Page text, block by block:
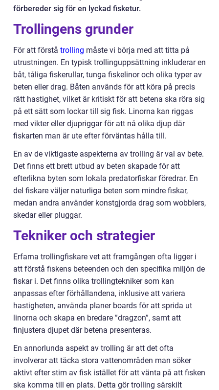
förbereder sig för en lyckad fisketur.
Trollingens grunder
För att förstå trolling måste vi börja med att titta på
utrustningen. En typisk trollinguppsättning inkluderar en
båt, tåliga fiskerullar, tunga fiskelinor och olika typer av
beten eller drag. Båten används för att köra på precis
rätt hastighet, vilket är kritiskt för att betena ska röra sig
på ett sätt som lockar till sig fisk. Linorna kan riggas
med vikter eller djupriggar för att nå olika djup där
fiskarten man är ute efter förväntas hålla till.
En av de viktigaste aspekterna av trolling är val av bete.
Det finns ett brett utbud av beten skapade för att
efterlikna byten som lokala predatorfiskar föredrar. En
del fiskare väljer naturliga beten som mindre fiskar,
medan andra använder konstgjorda drag som wobblers,
skedar eller pluggar.
Tekniker och strategier
Erfarna trollingfiskare vet att framgången ofta ligger i
att förstå fiskens beteenden och den specifika miljön de
fiskar i. Det finns olika trollingtekniker som kan
anpassas efter förhållandena, inklusive att variera
hastigheten, använda planer boards för att sprida ut
linorna och skapa en bredare ”dragzon”, samt att
finjustera djupet där betena presenteras.
En annorlunda aspekt av trolling är att det ofta
involverar att täcka stora vattenområden man söker
aktivt efter stim av fisk istället för att vänta på att fisken
ska komma till en plats. Detta gör trolling särskilt